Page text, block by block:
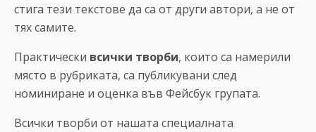
стига тези текстове да са от други автори, а не от
тях самите.
Практически всички творби, които са намерили
място в рубриката, са публикувани след
номиниране и оценка във Фейсбук групата.
Всички творби от нашата специалната